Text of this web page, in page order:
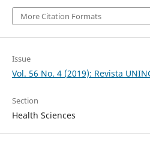
More Citation Formats
Issue
Vol. 56 No. 4 (2019): Revista
Section
Health Sciences